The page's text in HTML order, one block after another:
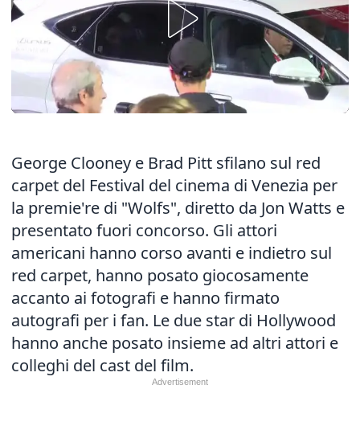
George Clooney e Brad Pitt sfilano sul red
carpet del Festival del cinema di Venezia per
la premie're di "Wolfs", diretto da Jon Watts e
presentato fuori concorso. Gli attori
americani hanno corso avanti e indietro sul
red carpet, hanno posato giocosamente
accanto ai fotografi e hanno firmato
autografi per i fan. Le due star di Hollywood
hanno anche posato insieme ad altri attori e
colleghi del cast del film.